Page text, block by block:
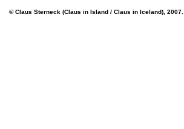
© Claus Sterneck (Claus in Island / Claus in Iceland),